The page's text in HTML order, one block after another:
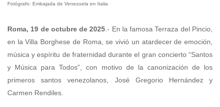
Fotógrafo: Embajada de Venezuela en Italia
Roma, 19 de octubre de 2025 .- En la famosa Terraza del Pincio,
en la Villa Borghese de Roma, se vivió un atardecer de emoción,
música y espíritu de fraternidad durante el gran concierto “Santos
y Música para Todos”, con motivo de la canonización de los
primeros santos venezolanos, José Gregorio Hernández y
Carmen Rendiles.